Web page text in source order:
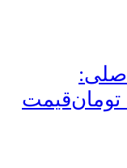
تومانقیمت